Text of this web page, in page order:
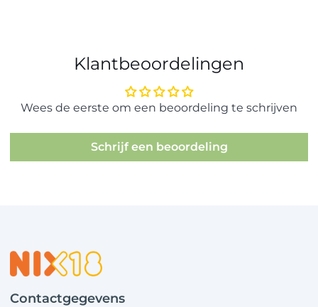
Klantbeoordelingen
Wees de eerste om een beoordeling te schrijven
Schrijf een beoordeling
Contactgegevens